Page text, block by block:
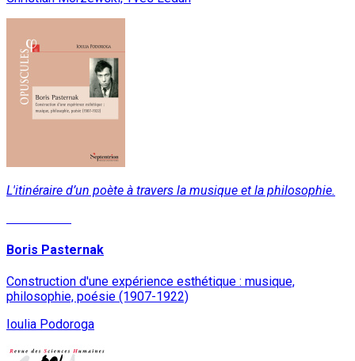
L'itinéraire d’un poète à travers la musique et la philosophie.
Boris Pasternak
Construction d'une expérience esthétique : musique,
philosophie, poésie (1907-1922)
Ioulia Podoroga